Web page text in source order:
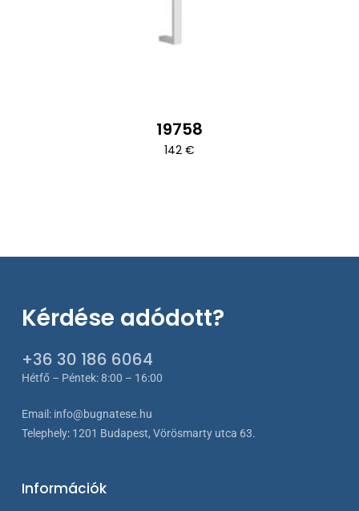
19758
142 €
Kérdése adódott?
+36 30 186 6064
Hétfő – Péntek: 8:00 – 16:00
Email: info@bugnatese.hu
Telephely: 1201 Budapest, Vörösmarty utca 63.
Információk